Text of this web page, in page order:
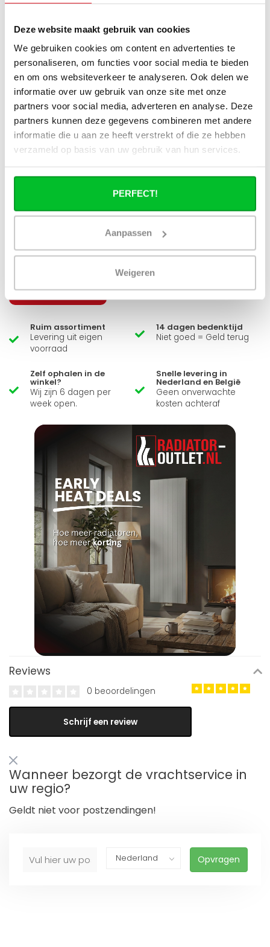
Deze website maakt gebruik van cookies
We gebruiken cookies om content en advertenties te
personaliseren, om functies voor social media te bieden
en om ons websiteverkeer te analyseren. Ook delen we
informatie over uw gebruik van onze site met onze
partners voor social media, adverteren en analyse. Deze
partners kunnen deze gegevens combineren met andere
informatie die u aan ze heeft verstrekt of die ze hebben
verzameld op basis van uw gebruik van hun services.
PERFECT!
Aanpassen
Weigeren
Welke uitvoering past het beste bij mij?
Wat is het verschil tussen Eco WiFi en
Smart WiFi?
Kan ik deze radiator eerst elektrisch
gebruiken en later aansluiten op de cv-
installatie?
Wat bepaalt het verwarmingsvermogen
van de radiator?
Simon helpt je graag en kan al je vragen beantwoorden.
Stuur een bericht
Ruim assortiment
Levering uit eigen
voorraad
14 dagen bedenktijd
Niet goed = Geld terug
Zelf ophalen in de
winkel?
Wij zijn 6 dagen per
week open.
Snelle levering in
Nederland en België
Geen onverwachte
kosten achteraf
Reviews
0 beoordelingen
Schrijf een review
Wanneer bezorgt de vrachtservice in
uw regio?
Geldt niet voor postzendingen!
Opvragen